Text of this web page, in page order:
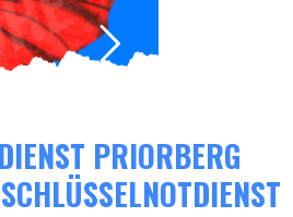
PRIORBERG